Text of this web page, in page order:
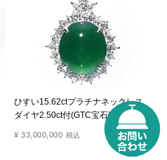
ひすい15.62ctプラチナネックレス
ダイヤ2.50ct付(GTC宝石鑑別書付)
¥ 33,000,000 税込